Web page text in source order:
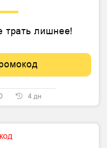
трать лишнее!
4 дн